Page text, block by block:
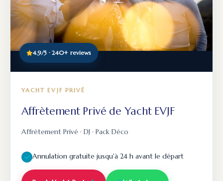
4.9/5 · 240+ reviews
YACHT EVJF PRIVÉ
Affrètement Privé de Yacht EVJF
Affrètement Privé · DJ · Pack Déco
Annulation gratuite jusqu'à 24 h avant le départ